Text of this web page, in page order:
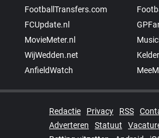
FootballTransfers.com
FCUpdate.nl
MovieMeter.nl
WijWedden.net
AnfieldWatch
Redactie Privacy RSS
Adverteren
Statuut